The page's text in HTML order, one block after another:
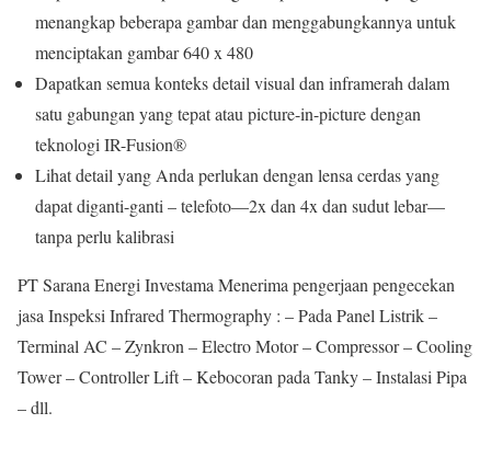
menangkap beberapa gambar dan menggabungkannya untuk
menciptakan gambar 640 x 480
Dapatkan semua konteks detail visual dan inframerah dalam
satu gabungan yang tepat atau picture-in-picture dengan
teknologi IR-Fusion®
Lihat detail yang Anda perlukan dengan lensa cerdas yang
dapat diganti-ganti – telefoto—2x dan 4x dan sudut lebar—
tanpa perlu kalibrasi
PT Sarana Energi Investama Menerima pengerjaan pengecekan
jasa Inspeksi Infrared Thermography : – Pada Panel Listrik –
Terminal AC – Zynkron – Electro Motor – Compressor – Cooling
Tower – Controller Lift – Kebocoran pada Tanky – Instalasi Pipa
– dll.